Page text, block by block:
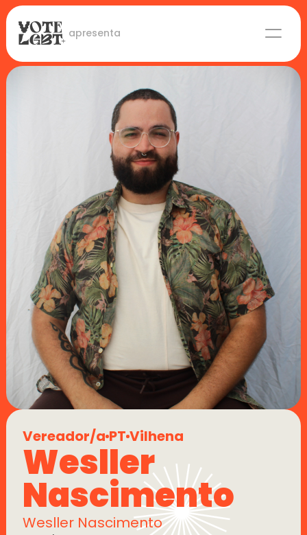
apresenta
Candidaturas
Lideranças eleitas
Vereador/a PT Vilhena
Wesller
Nascimento
Wesller Nascimento